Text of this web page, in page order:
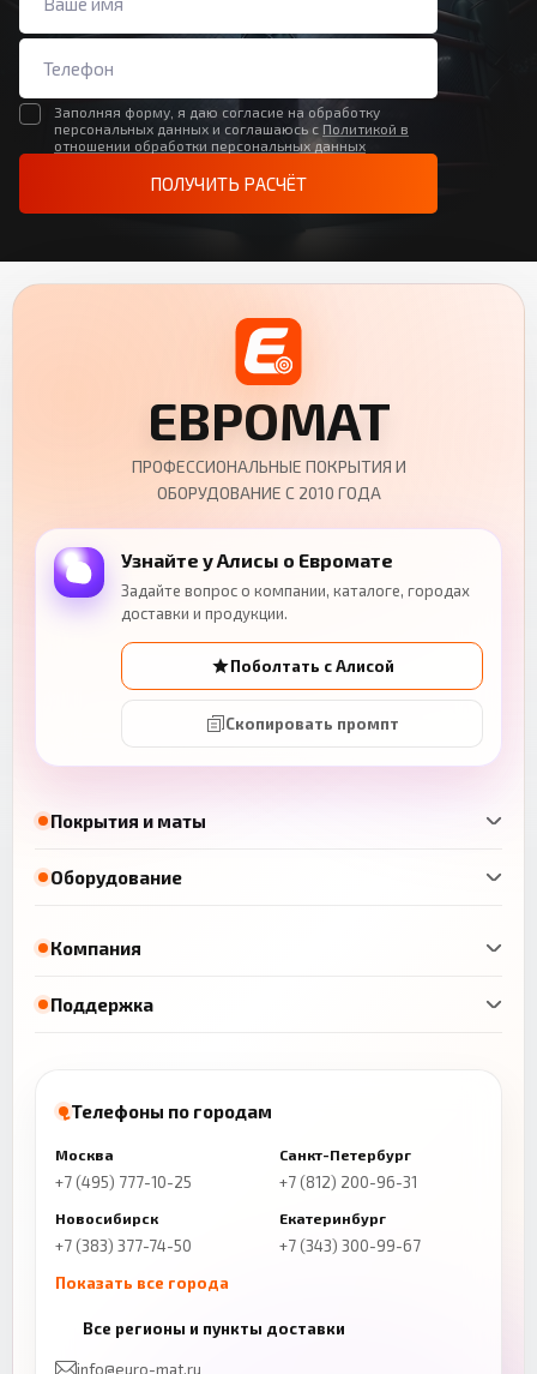
Заполняя форму, я даю согласие на обработку
персональных данных и соглашаюсь с Политикой в
отношении обработки персональных данных
ПОЛУЧИТЬ РАСЧЁТ
Покрытия и маты
Оборудование
ЕВРОМАТ
ПРОФЕССИОНАЛЬНЫЕ ПОКРЫТИЯ И
ОБОРУДОВАНИЕ С 2010 ГОДА
Узнайте у Алисы о Евромате
Задайте вопрос о компании, каталоге, городах
доставки и продукции.
Поболтать с Алисой
Скопировать промпт
Компания
Поддержка
Телефоны по городам
Москва
+7 (495) 777-10-25
Санкт-Петербург
+7 (812) 200-96-31
Новосибирск
+7 (383) 377-74-50
Екатеринбург
+7 (343) 300-99-67
Показать все города
+7 (843) 206-01-30
Все регионы и пункты доставки
info@euro-mat.ru